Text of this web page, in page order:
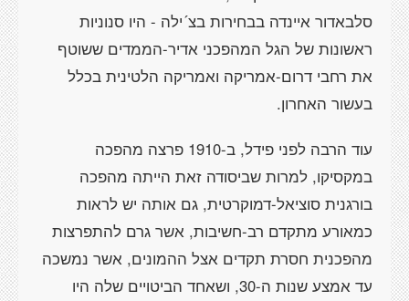
סלבאדור איינדה בבחירות בצ´ילה - היו סנוניות
ראשונות של הגל המהפכני אדיר-הממדים ששוטף
את רחבי דרום-אמריקה ואמריקה הלטינית בכלל
בעשור האחרון.
עוד הרבה לפני פידל, ב-1910 פרצה מהפכה
במקסיקו, למרות שביסודה זאת הייתה מהפכה
בורגנית סוציאל-דמוקרטית, גם אותה יש לראות
כמאורע מתקדם רב-חשיבות, אשר גרם להתפרצות
מהפכנית חסרת תקדים אצל ההמונים, אשר נמשכה
עד אמצע שנות ה-30, ושאחד הביטויים שלה היו